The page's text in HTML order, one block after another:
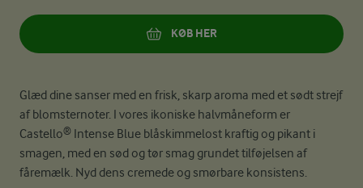
KØB HER
Glæd dine sanser med en frisk, skarp aroma med et sødt strejf
af blomsternoter. I vores ikoniske halvmåneform er
Castello® Intense Blue blåskimmelost kraftig og pikant i
smagen, med en sød og tør smag grundet tilføjelsen af
fåremælk. Nyd dens cremede og smørbare konsistens.